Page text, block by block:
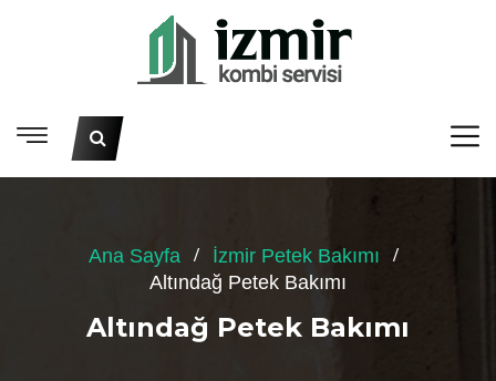
Ana Sayfa
İzmir Petek Bakımı
Altındağ Petek Bakımı
Altındağ Petek Bakımı